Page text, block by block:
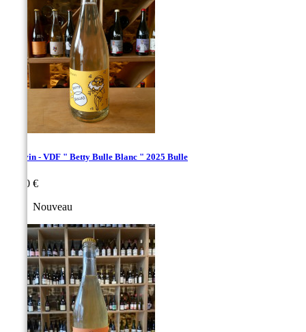
Octavin - VDF " Betty Bulle Blanc " 2025 Bulle
24,00 €
Nouveau